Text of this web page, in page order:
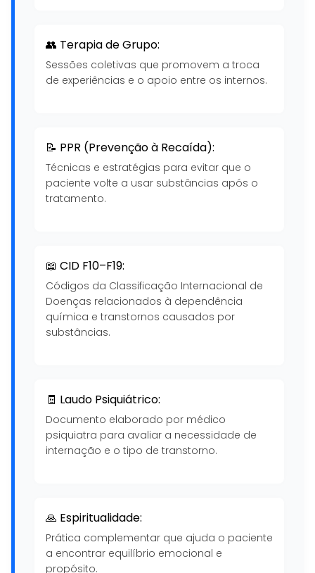
👥 Terapia de Grupo:
Sessões coletivas que promovem a troca
de experiências e o apoio entre os internos.
📝 PPR (Prevenção à Recaída):
Técnicas e estratégias para evitar que o
paciente volte a usar substâncias após o
tratamento.
📖 CID F10–F19:
Códigos da Classificação Internacional de
Doenças relacionados à dependência
química e transtornos causados por
substâncias.
🧾 Laudo Psiquiátrico:
Documento elaborado por médico
psiquiatra para avaliar a necessidade de
internação e o tipo de transtorno.
🙏 Espiritualidade:
Prática complementar que ajuda o paciente
a encontrar equilíbrio emocional e
propósito.